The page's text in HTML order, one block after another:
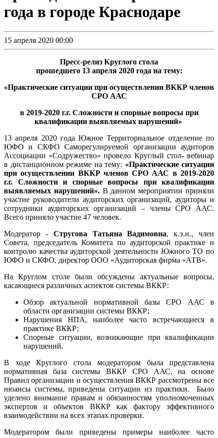
года в городе Краснодаре
15 апреля 2020 00:00
Пресс-релиз Круглого стола
прошедшего 13 апреля 2020 года на тему:
«Практические ситуации при осуществлении ВККР членов
СРО ААС
в 2019-2020 г.г. Сложности и спорные вопросы при
квалификации выявляемых нарушений»
13 апреля 2020 года Южное Территориальное отделение по
ЮФО и СКФО Саморегулируемой организации аудиторов
Ассоциации «Содружество» провело Круглый стол- вебинар
в дистанционном режиме на тему: «Практические ситуации
при осуществлении ВККР членов СРО ААС в 2019-2020
г.г. Сложности и спорные вопросы при квалификации
выявляемых нарушений».В данном мероприятии приняли
участие руководители аудиторских организаций, аудиторы и
сотрудники аудиторских организаций – члены СРО ААС.
Всего приняло участие 47 человек.
Модератор - Стругова Татьяна Вадимовна, к.э.н., член
Совета, председатель Комитета по аудиторской практике и
контролю качества аудиторской деятельности Южного ТО по
ЮФО и СКФО, директор ООО «Аудиторская фирма «АТВ».
На Круглом столе были обсуждены актуальные вопросы,
касающиеся различных аспектов системы ВККР:
Обзор актуальной нормативной базы СРО ААС в
области организации системы ВККР;
Нарушения НПА, наиболее часто встречающиеся в
практике ВККР;
Спорные ситуации, возникающие при квалификации
нарушений.
В ходе Круглого стола модератором была представлена
нормативная база системы ВККР СРО ААС, на основе
Правил организации и осуществления ВККР рассмотрены все
нюансы системы, приведены ситуации из практики. Было
уделено внимание правам и обязанностям уполномоченных
экспертов и объектов ВККР как фактору эффективного
взаимодействии на всех этапах проверки.
Модератором были приведены примеры наиболее часто